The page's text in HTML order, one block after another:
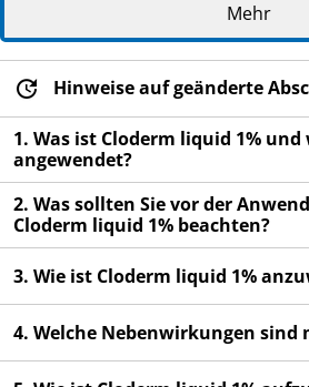
Heben Sie die
möchten Sie diese später
Fragen Sie Ihren Apotheker,
Informationen oder einen
Wenn Sie Nebenwirkungen
sich an Ihren Arzt oder
für Nebenwirkungen, die
Packungsbeilage angegeben
Wenn Sie sich nach 14 Tagen
gar schlechter fühlen, wenden
Mehr
Hinweise auf geänderte
1. Was ist Cloderm liquid 1%
angewendet?
2. Was sollten Sie vor der
Cloderm liquid 1% beachten?
3. Wie ist Cloderm liquid 1%
4. Welche Nebenwirkungen sind